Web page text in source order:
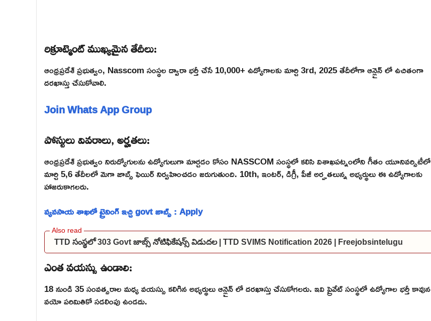
రిక్రూట్మెంట్ ముఖ్యమైన తేదీలు:
ఆంధ్రప్రదేశ్ ప్రభుత్వం, Nasscom సంస్థల ద్వారా భర్తీ చేసే 10,000+ ఉద్యోగాలకు మార్చి 3rd, 2025 తేదీలోగా ఆన్లైన్ లో ఉచితంగా
దరఖాస్తు చేసుకోవాలి.
Join Whats App Group
పోస్టులు వివరాలు, అర్హతలు:
ఆంధ్రప్రదేశ్ ప్రభుత్వం నిరుద్యోగులను ఉద్యోగులుగా మార్చడం కోసం NASSCOM సంస్థలో కలిసి విశాఖపట్నంలోని గీతం యూనివర్సిటీలో
మార్చి 5,6 తేదీలలో మెగా జాబ్స్ ఫెయిర్ నిర్వహించడం జరుగుతుంది. 10th, ఇంటర్, డిగ్రీ, పీజీ అర్హతలున్న అభ్యర్థులు ఈ ఉద్యోగాలకు
హాజరుకాగలరు.
వ్యవసాయ శాఖలో ట్రైనింగ్ ఇచ్చి govt జాబ్స్ : Apply
TTD సంస్థలో 303 Govt జాబ్స్ నోటిఫికేషన్స్ విడుదల | TTD SVIMS Notification 2026 | Freejobsintelugu
ఎంత వయస్సు ఉండాలి:
18 నుండి 35 సంవత్సరాల మధ్య వయస్సు కలిగిన అభ్యర్థులు ఆన్లైన్ లో దరఖాస్తు చేసుకోగలరు. ఇవి ప్రైవేట్ సంస్థలో ఉద్యోగాల భర్తీ కావున
వయో పరిమితికో సడలింపు ఉండదు.